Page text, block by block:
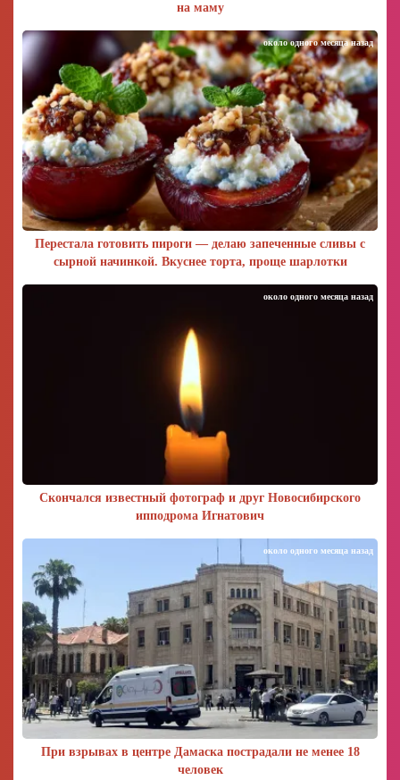
на маму
Перестала готовить пироги — делаю запеченные сливы с
сырной начинкой. Вкуснее торта, проще шарлотки
около одного месяца назад
Скончался известный фотограф и друг Новосибирского
ипподрома Игнатович
около одного месяца назад
При взрывах в центре Дамаска пострадали не менее 18
человек
около одного месяца назад